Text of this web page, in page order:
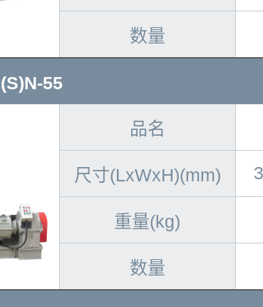
数量
55
品名
尺寸(LxWxH)(mm)
重量(kg)
数量